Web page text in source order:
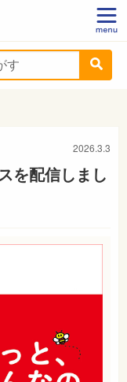
2026.3.3
を配信しまし